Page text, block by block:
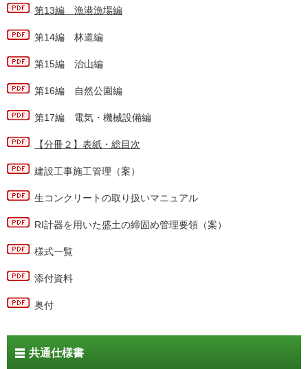
第13編 漁港漁場編
第14編 林道編
第15編 治山編
第16編 自然公園編
第17編 電気・機械設備編
【分冊２】表紙・総目次
建設工事施工管理（案）
生コンクリートの取り扱いマニュアル
RI計器を用いた盛土の締固め管理要領（案）
様式一覧
添付資料
奥付
共通仕様書